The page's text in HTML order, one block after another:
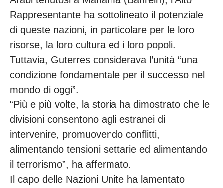
Rappresentante ha sottolineato il potenziale
di queste nazioni, in particolare per le loro
risorse, la loro cultura ed i loro popoli.
Tuttavia, Guterres considerava l’unità “una
condizione fondamentale per il successo nel
mondo di oggi”.
“Più e più volte, la storia ha dimostrato che le
divisioni consentono agli estranei di
intervenire, promuovendo conflitti,
alimentando tensioni settarie ed alimentando
il terrorismo”, ha affermato.
Il capo delle Nazioni Unite ha lamentato